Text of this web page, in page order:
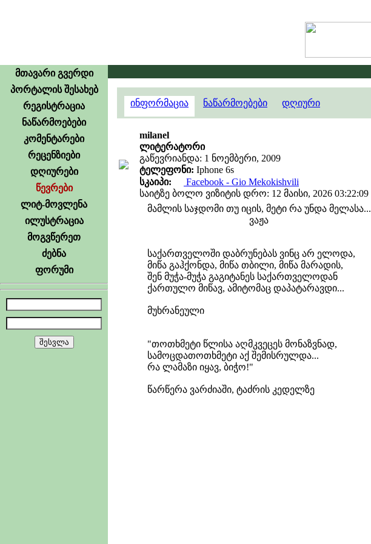
მთავარი გვერდი
პორტალის შესახებ
რეგისტრაცია
ნაწარმოებები
კომენტარები
რეცენზიები
დღიურები
წევრები
ლიტ-მოვლენა
ილუსტრაცია
მოგვწერეთ
ძებნა
ფორუმი
ინფორმაცია ნაწარმოებები დღიური
milanel
ლიტერატორი
გაწევრიანდა: 1 ნოემბერი, 2009
ტელეფონი: Iphone 6s
სკაიპი:
Facebook - Gio Mekokishvili
საიტზე ბოლო ვიზიტის დრო: 12 მაისი, 2026 03:22:09
მამლის საჯდომი თუ იცის, მეტი რა უნდა მელასა...
ვაჟა
საქართველოში დაბრუნებას ვინც არ ელოდა,
მიწა გაჰქონდა, მიწა თბილი, მიწა მარადის,
შენ მუჭა-მუჭა გაგიტანეს საქართველოდან
ქართულო მიწავ, ამიტომაც დაპატარავდი...
მუხრანეული
"თოთხმეტი წლისა აღმკვეცეს მონაზვნად,
სამოცდათოთხმეტი აქ შემისრულდა...
რა ლამაზი იყავ, ბიჭო!"
წარწერა ვარძიაში, ტაძრის კედელზე